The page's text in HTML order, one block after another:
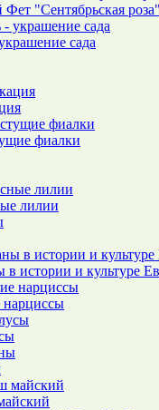
"Сентябрьская роза"
сада
фиалки
лилии
в истории и культуре
нарциссы